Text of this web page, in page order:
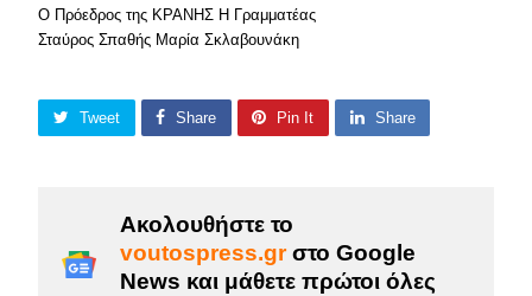
Ο Πρόεδρος της ΚΡΑΝΗΣ Η Γραμματέας
Σταύρος Σπαθής Μαρία Σκλαβουνάκη
Tweet Share Pin It Share
Ακολουθήστε το
voutospress.grστο Google
News και μάθετε πρώτοι όλες